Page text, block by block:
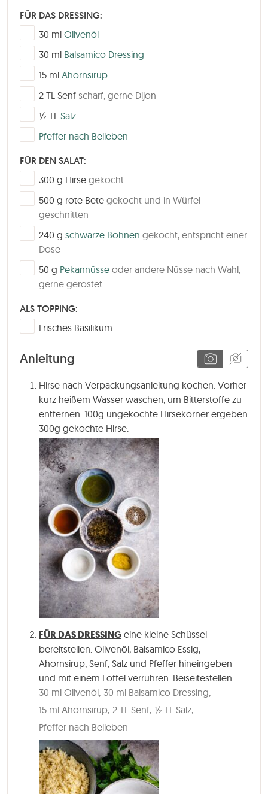
FÜR DAS DRESSING:
▢
30 ml Olivenöl
▢
30 ml Balsamico Dressing
▢
15 ml Ahornsirup
▢
2 TL Senf scharf, gerne Dijon
▢
½ TL Salz
▢
Pfeffer nach Belieben
FÜR DEN SALAT:
▢
300 g Hirse gekocht
▢
500 g rote Bete gekocht und in Würfel
geschnitten
▢
240 g schwarze Bohnen gekocht, entspricht einer
Dose
▢
50 g Pekannüsse oder andere Nüsse nach Wahl,
gerne geröstet
ALS TOPPING:
▢
Frisches Basilikum
Anleitung
Hirse nach Verpackungsanleitung kochen. Vorher
kurz heißem Wasser waschen, um Bitterstoffe zu
entfernen. 100g ungekochte Hirsekörner ergeben
300g gekochte Hirse.
FÜR DAS DRESSING eine kleine Schüssel
bereitstellen. Olivenöl, Balsamico Essig,
Ahornsirup, Senf, Salz und Pfeffer hineingeben
und mit einem Löffel verrühren. Beiseitestellen.
30 ml Olivenöl, 30 ml Balsamico Dressing,
15 ml Ahornsirup, 2 TL Senf, ½ TL Salz,
Pfeffer nach Belieben